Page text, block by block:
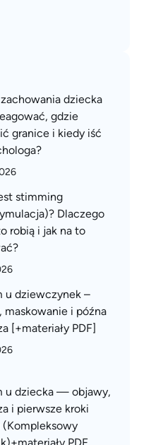
dziecka
gdzie
granice i kiedy iść
stimming
Dlaczego
robią i jak na to
u dziewczynek –
maskowanie i późna
[+materiały PDF]
u dziecka — objawy,
i pierwsze kroki
(Kompleksowy